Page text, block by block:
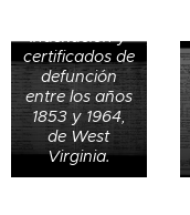
Indexación y
certificados de
defunción
entre los años
1853 y 1964,
de West
Virginia.
Donald Trapp
de 4 años en
Spencer,
Jennings,